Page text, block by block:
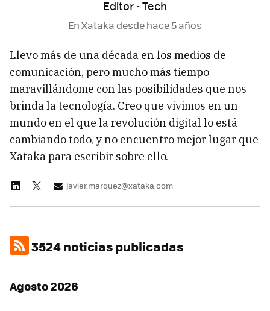
Editor - Tech
En Xataka desdehace 5 años
Llevo más de una década en los medios de
comunicación, pero mucho más tiempo
maravillándome con las posibilidades que nos
brinda la tecnología. Creo que vivimos en un
mundo en el que la revolución digital lo está
cambiando todo, y no encuentro mejor lugar que
Xataka para escribir sobre ello.
javier.marquez@xataka.com
3524 noticias publicadas
Agosto 2026